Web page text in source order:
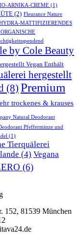
ARNIKA-CREME (1)
(2) Fleurance Nature
MATTIFIZIERENDES
by Cole Beauty
Vegan Enthält
hergestellt
(8) Premium
trockenes & krauses
Natural Deodorant
Pfefferminze und
(1)
Tierquälerei
(4) Vegana
(6)
152, 81539 München